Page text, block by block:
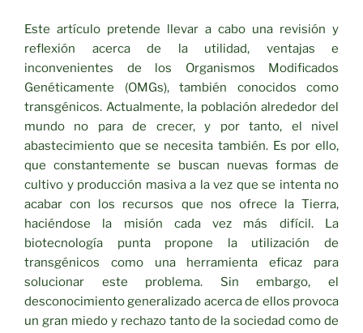
Este artículo pretende llevar a cabo una revisión y
reflexión acerca de la utilidad, ventajas e
inconvenientes de los Organismos Modificados
Genéticamente (OMGs), también conocidos como
transgénicos. Actualmente, la población alrededor del
mundo no para de crecer, y por tanto, el nivel
abastecimiento que se necesita también. Es por ello,
que constantemente se buscan nuevas formas de
cultivo y producción masiva a la vez que se intenta no
acabar con los recursos que nos ofrece la Tierra,
haciéndose la misión cada vez más difícil. La
biotecnología punta propone la utilización de
transgénicos como una herramienta eficaz para
solucionar este problema. Sin embargo, el
desconocimiento generalizado acerca de ellos provoca
un gran miedo y rechazo tanto de la sociedad como de